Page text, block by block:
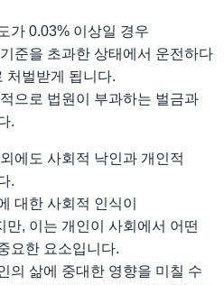
가 0.03% 이상일 경우
준을 초과한 상태에서 운전하다
처벌받게 됩니다.
으로 법원이 부과하는 벌금과
.
에도 사회적 낙인과 개인적
.
대한 사회적 인식이
, 이는 개인이 사회에서 어떤
요한 요소입니다.
의 삶에 중대한 영향을 미칠 수